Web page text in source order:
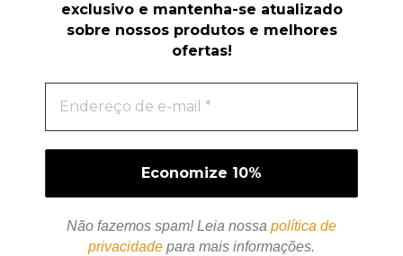
exclusivo e mantenha-se atualizado
sobre nossos produtos e melhores
ofertas!
Não fazemos spam! Leia nossa política de
privacidade para mais informações.